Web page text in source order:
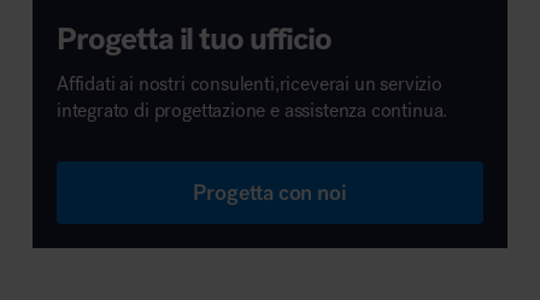
Progetta il tuo ufficio
Affidati ai nostri consulenti,riceverai un servizio
integrato di progettazione e assistenza continua.
Progetta con noi